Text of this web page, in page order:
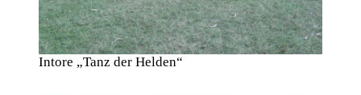
Intore „Tanz der Helden“